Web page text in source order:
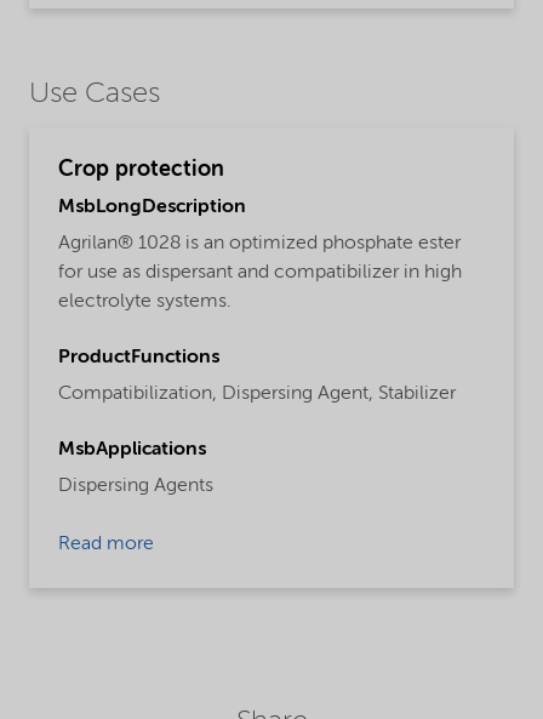
Use Cases
Crop protection
MsbLongDescription
Agrilan® 1028 is an optimized phosphate ester
for use as dispersant and compatibilizer in high
electrolyte systems.
ProductFunctions
Compatibilization, Dispersing Agent, Stabilizer
MsbApplications
Dispersing Agents
Read more